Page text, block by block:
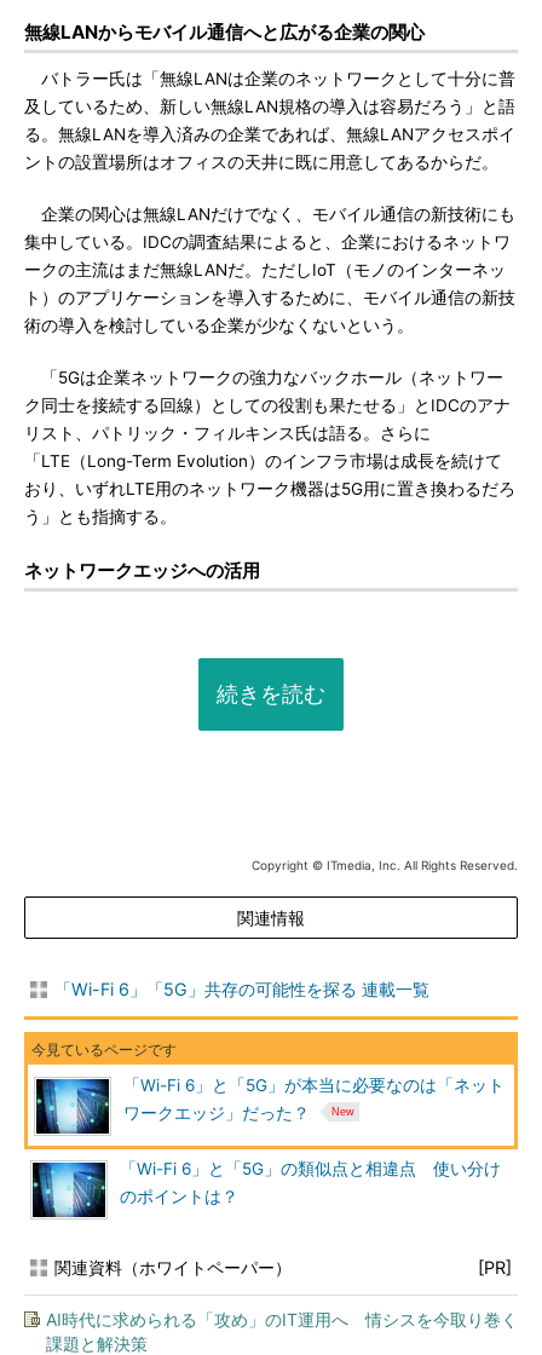
無線LANからモバイル通信へと広がる企業の関心
バトラー氏は「無線LANは企業のネットワークとして十分に普
及しているため、新しい無線LAN規格の導入は容易だろう」と語
る。無線LANを導入済みの企業であれば、無線LANアクセスポイ
ントの設置場所はオフィスの天井に既に用意してあるからだ。
企業の関心は無線LANだけでなく、モバイル通信の新技術にも
集中している。IDCの調査結果によると、企業におけるネットワ
ークの主流はまだ無線LANだ。ただしIoT（モノのインターネッ
ト）のアプリケーションを導入するために、モバイル通信の新技
術の導入を検討している企業が少なくないという。
「5Gは企業ネットワークの強力なバックホール（ネットワー
ク同士を接続する回線）としての役割も果たせる」とIDCのアナ
リスト、パトリック・フィルキンス氏は語る。さらに
「LTE（Long-Term Evolution）のインフラ市場は成長を続けて
おり、いずれLTE用のネットワーク機器は5G用に置き換わるだろ
う」とも指摘する。
ネットワークエッジへの活用
続きを読む
Copyright © ITmedia, Inc. All Rights Reserved.
関連情報
「Wi-Fi 6」「5G」共存の可能性を探る 連載一覧
「Wi-Fi 6」と「5G」が本当に必要なのは「ネット
ワークエッジ」だった？
「Wi-Fi 6」と「5G」の類似点と相違点 使い分け
のポイントは？
関連資料（ホワイトペーパー） [PR]
AI時代に求められる「攻め」のIT運用へ 情シスを今取り巻く
課題と解決策